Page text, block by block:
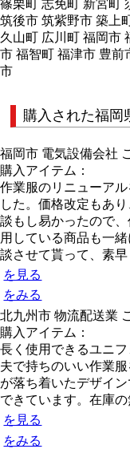
篠栗町 志免町 新宮町
筑後市 筑紫野市 築上
久山町 広川町 福岡市
市 福智町 福津市 豊前
市
購入された福岡
福岡市 電気設備会社
購入アイテム：
作業服のリニューア
した。価格改定もあ
談もし易かったので
用している商品も一
談させて貰って、素早
を見る
をみる
北九州市 物流配送業
購入アイテム：
長く使用できるユニ
夫で持ちのいい作業
が落ち着いたデザイ
できています。在庫
を見る
をみる